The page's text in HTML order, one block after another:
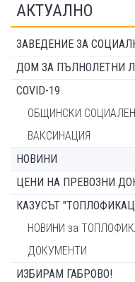
АКТУАЛНО
ЗАВЕДЕНИЕ ЗА
ДОМ ЗА ПЪЛНОЛЕТНИ
COVID-19
ОБЩИНСКИ
ВАКСИНАЦИЯ
НОВИНИ
ЦЕНИ НА ПРЕВОЗНИ
КАЗУСЪТ
НОВИНИ за
ДОКУМЕНТИ
ИЗБИРАМ ГАБРОВО!